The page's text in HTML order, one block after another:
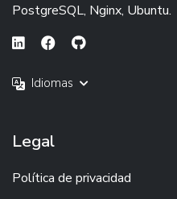
PostgreSQL, Nginx, Ubuntu.
Idiomas
Legal
Política de privacidad